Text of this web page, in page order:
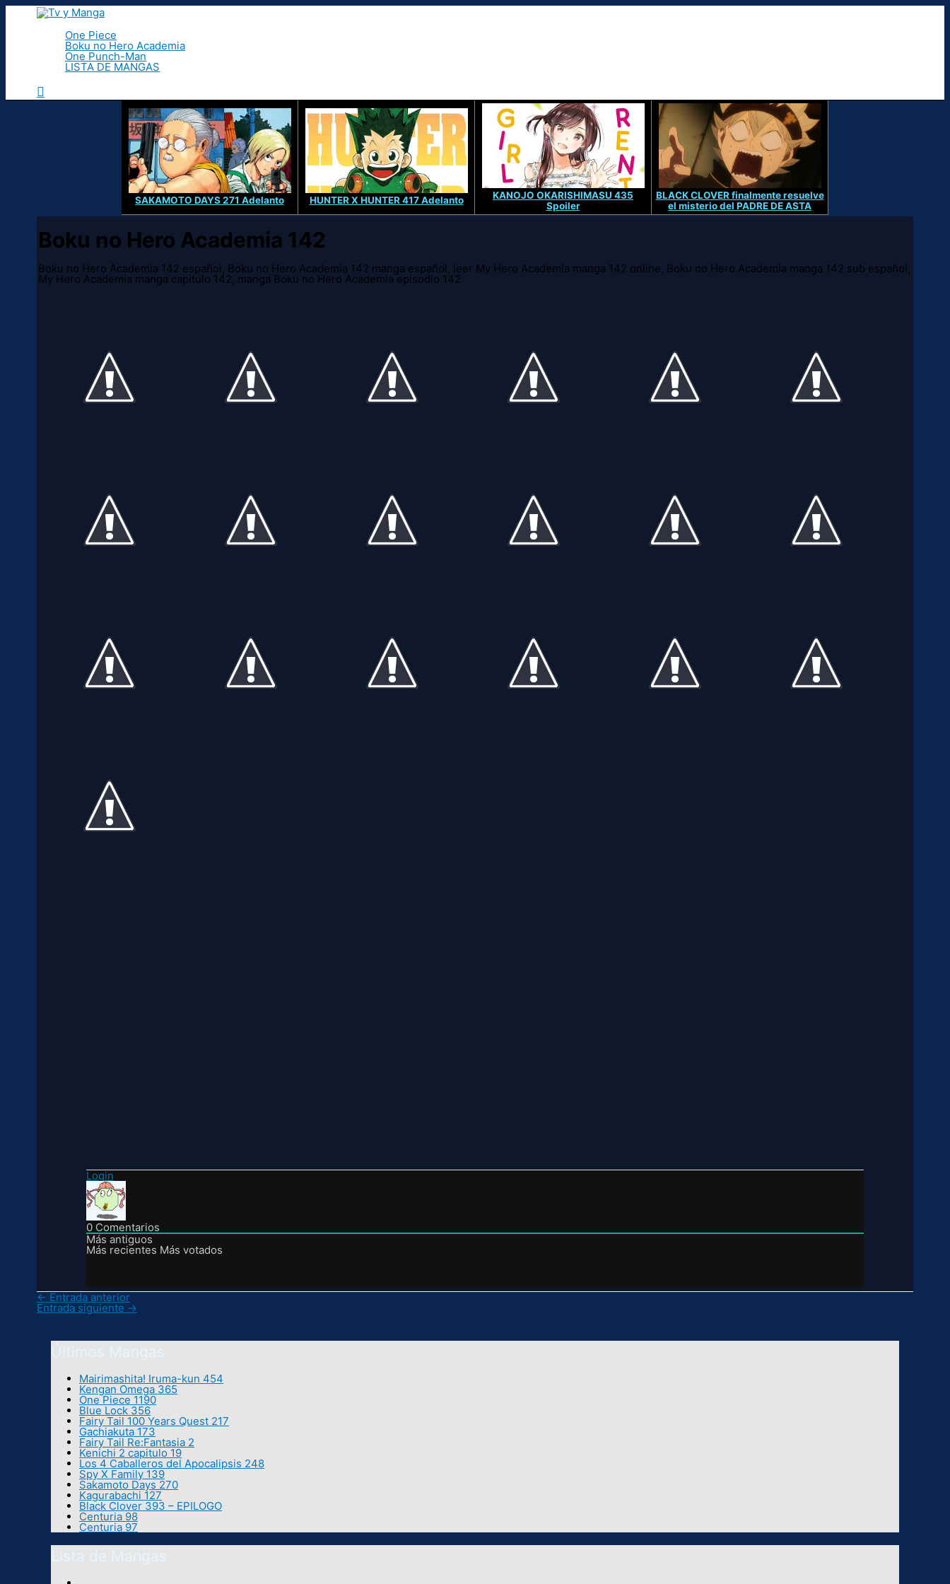
Ir
One Piece
Boku no Hero Academia
One Punch-Man
LISTA DE MANGAS
Buscar
SAKAMOTO DAYS 271 Adelanto HUNTER X HUNTER 417 Adelanto
KANOJO OKARISHIMASU 435
Spoiler
BLACK CLOVER finalmente resuelve
el misterio del PADRE DE ASTA
Boku no Hero Academia 142
Boku no Hero Academia 142 español, Boku no Hero Academia 142 manga español, leer My Hero Academia manga 142 online, Boku no Hero Academia manga 142 sub español,
My Hero Academia manga capitulo 142, manga Boku no Hero Academia episodio 142
Login
0 Comentarios
Más antiguos
Más recientes Más votados
← Entrada anterior
Entrada siguiente →
Últimos Mangas
Mairimashita! Iruma-kun 454
Kengan Omega 365
One Piece 1190
Blue Lock 356
Fairy Tail 100 Years Quest 217
Gachiakuta 173
Fairy Tail Re:Fantasia 2
Kenichi 2 capitulo 19
Los 4 Caballeros del Apocalipsis 248
Spy X Family 139
Sakamoto Days 270
Kagurabachi 127
Black Clover 393 – EPILOGO
Centuria 98
Centuria 97
Lista de Mangas